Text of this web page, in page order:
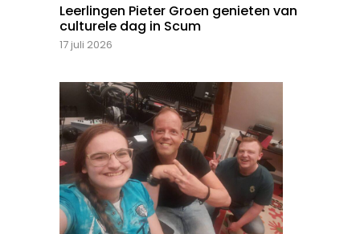
Leerlingen Pieter Groen genieten van
culturele dag in Scum
17 juli 2026